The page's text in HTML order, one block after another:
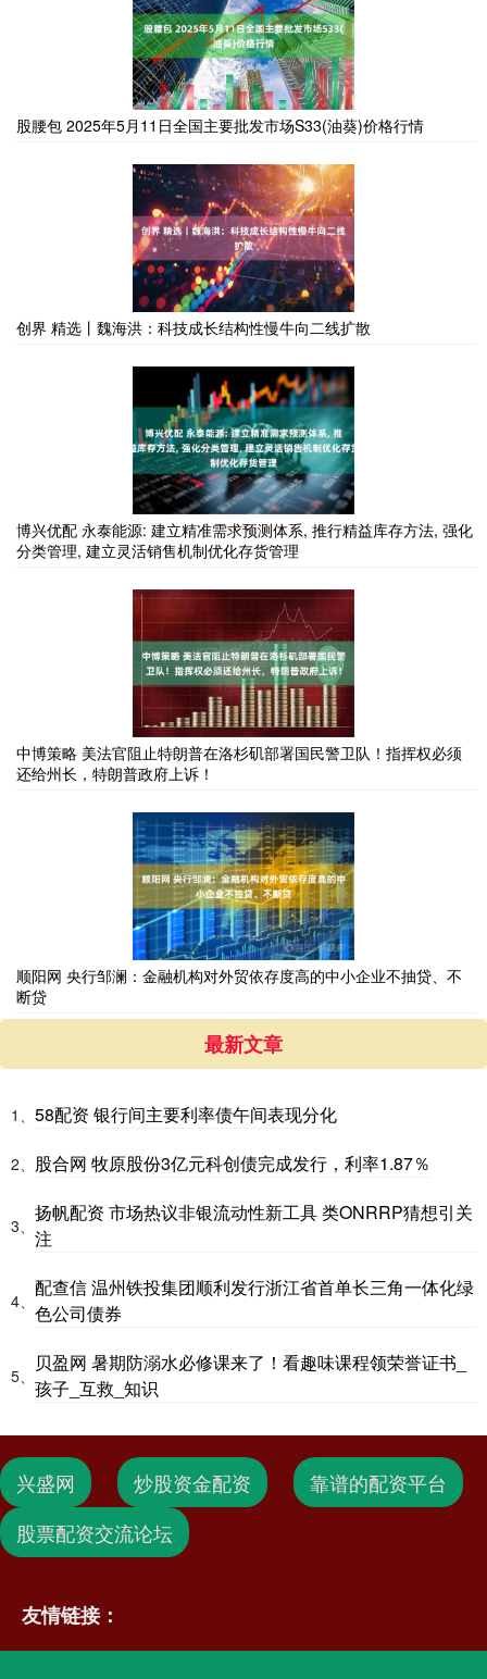
股腰包 2025年5月11日全国主要批发市场S33(油葵)价格行情
创界 精选丨魏海洪：科技成长结构性慢牛向二线扩散
博兴优配 永泰能源: 建立精准需求预测体系, 推行精益库存方法, 强化
分类管理, 建立灵活销售机制优化存货管理
中博策略 美法官阻止特朗普在洛杉矶部署国民警卫队！指挥权必须
还给州长，特朗普政府上诉！
顺阳网 央行邹澜：金融机构对外贸依存度高的中小企业不抽贷、不
断贷
最新文章
1、 58配资 银行间主要利率债午间表现分化
2、 股合网 牧原股份3亿元科创债完成发行，利率1.87％
3、
扬帆配资 市场热议非银流动性新工具 类ONRRP猜想引关
注
4、
配查信 温州铁投集团顺利发行浙江省首单长三角一体化绿
色公司债券
5、
贝盈网 暑期防溺水必修课来了！看趣味课程领荣誉证书_
孩子_互救_知识
兴盛网 炒股资金配资
靠谱的配资平台
股票配资交流论坛
友情链接：